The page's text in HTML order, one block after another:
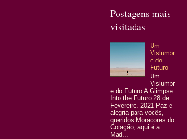
Postagens mais
visitadas
Um
Vislumbr
e do
Futuro
Um
Vislumbr
e do Futuro A Glimpse
Into the Futuro 28 de
Fevereiro, 2021 Paz e
alegria para vocês,
queridos Moradores do
Coração, aqui é a
Mad...